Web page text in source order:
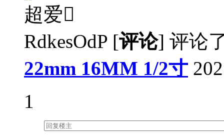
超爱
RdkesOdP [评论] 评论
22mm 16MM 1/2寸
1